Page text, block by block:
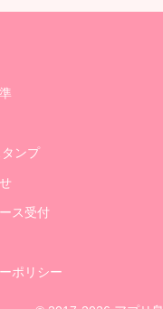
ンプ
ス受付
ポリシー